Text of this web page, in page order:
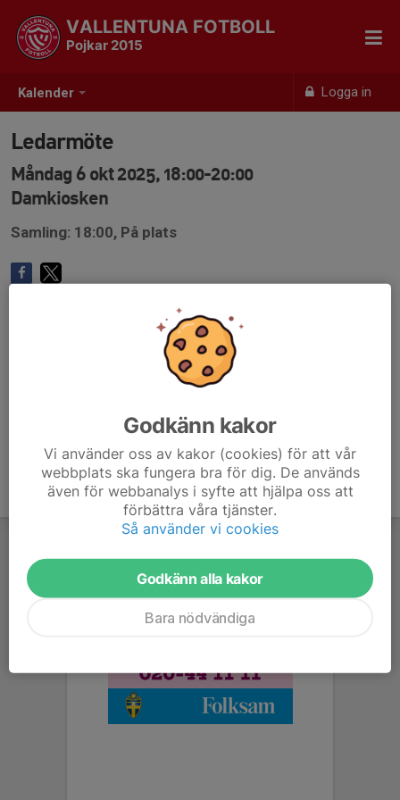
Kalender Logga in
VALLENTUNA FOTBOLL
Pojkar 2015
Ledarmöte
Måndag 6 okt 2025, 18:00-20:00
Damkiosken
Samling: 18:00, På plats
Godkänn kakor
Vi använder oss av kakor (cookies) för att vår
webbplats ska fungera bra för dig. De används
även för webbanalys i syfte att hjälpa oss att
förbättra våra tjänster.
Så använder vi cookies
Godkänn alla kakor
Bara nödvändiga